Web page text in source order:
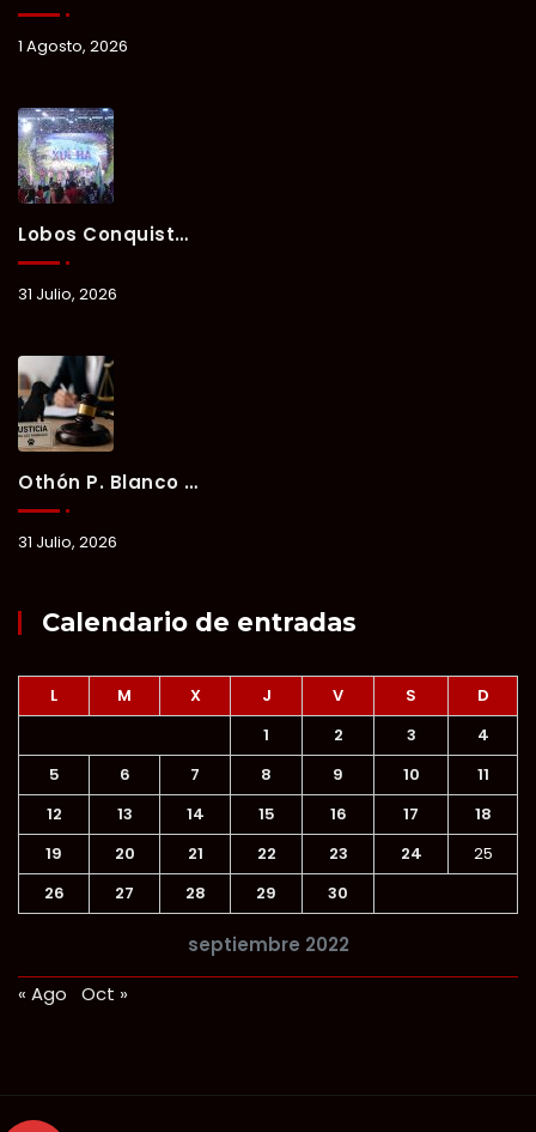
1 Agosto, 2026
Lobos Conquista La Primera Competencia Del Verano Xul-Há 2026 En Una Noche Llena De Talento Y Energía.
31 Julio, 2026
Othón P. Blanco Refrenda Su Compromiso Contra El Maltrato Animal: Vinculan A Proceso A Presunto Responsable Tras Denuncia Del Ayuntamiento.
31 Julio, 2026
Calendario de entradas
septiembre 2022
L M X J V S
D
1
2 3
4
5
6 7 8 9 10
11
12
13 14 15 16 17
18
19
20 21 22 23 24
25
26
27 28 29 30
« Ago Oct »